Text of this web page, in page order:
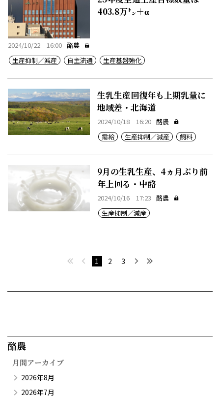
403.8万㌧＋α
2024/10/22 16:00 酪農
生産抑制／減産
自主流通 生産基盤強化
生乳生産回復年も上期乳量に
地域差・北海道
2024/10/18 16:20 酪農
需給
生産抑制／減産 飼料
9月の生乳生産、4ヵ月ぶり前
年上回る・中酪
2024/10/16 17:23 酪農
生産抑制／減産
最初へ 前へ1 2 3 次へ
酪農​
月間アーカイブ
2026年8月
2026年7月